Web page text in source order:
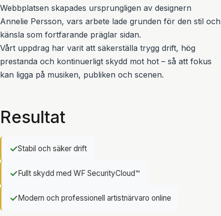
Webbplatsen skapades ursprungligen av designern
Annelie Persson, vars arbete lade grunden för den stil och
känsla som fortfarande präglar sidan.
Vårt uppdrag har varit att säkerställa trygg drift, hög
prestanda och kontinuerligt skydd mot hot – så att fokus
kan ligga på musiken, publiken och scenen.
Resultat
✓Stabil och säker drift
✓Fullt skydd med WF SecurityCloud™
✓Modern och professionell artistnärvaro online